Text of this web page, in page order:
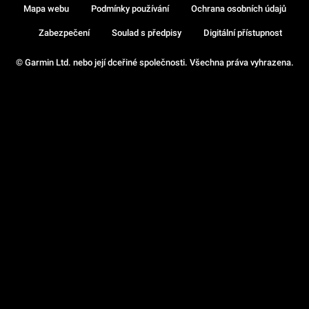
© Garmin Ltd. nebo její dceřiné společnosti. Všechna práva vyhrazena.
Mapa webu Podmínky používání Ochrana osobních údajů
Zabezpečení Soulad s předpisy Digitální přístupnost